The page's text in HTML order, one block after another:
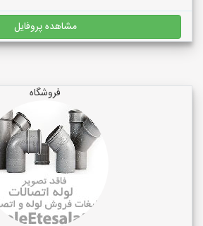
مشاهده پروفایل
فروشگاه